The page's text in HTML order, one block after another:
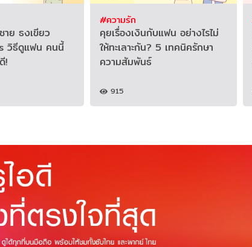
ย ธงเขียว
วิธีดูแฟน คนนี้
!
#ความรัก
คุยเรื่องเงินกับแฟน อย่างไรไม่
ให้ทะเลาะกัน? 5 เทคนิครักษา
ความสัมพันธ์
915